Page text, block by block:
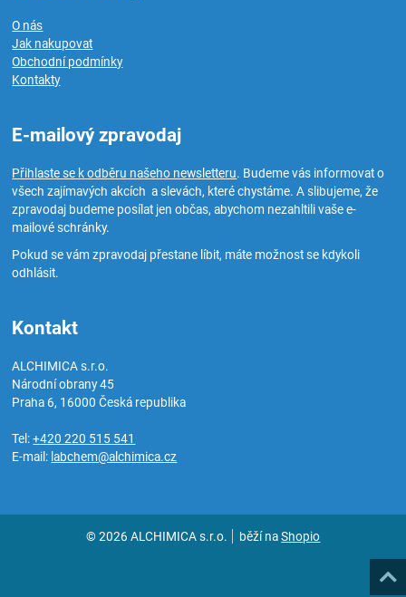
O nás
Jak nakupovat
Obchodní podmínky
Kontakty
E-mailový zpravodaj
Přihlaste se k odběru našeho newsletteru. Budeme vás informovat o
všech zajímavých akcích a slevách, které chystáme. A slibujeme, že
zpravodaj budeme posílat jen občas, abychom nezahltili vaše e-
mailové schránky.
Pokud se vám zpravodaj přestane líbit, máte možnost se kdykoli
odhlásit.
Kontakt
ALCHIMICA s.r.o.
Národní obrany 45
Praha 6, 16000Česká republika
Tel:+420 220 515 541
E-mail: labchem@alchimica.cz
© 2026 ALCHIMICA s.r.o. běží naShopio